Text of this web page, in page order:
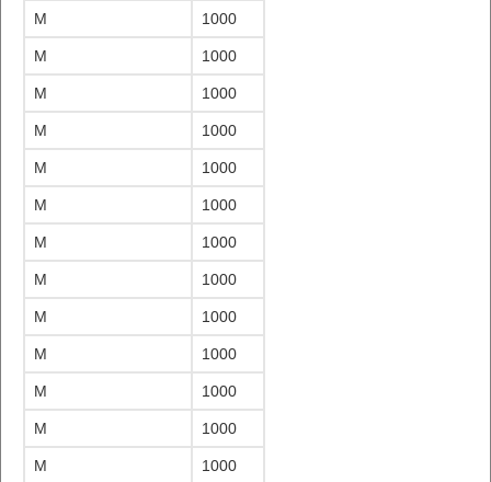
M 1000
M 1000
M 1000
M 1000
M 1000
M 1000
M 1000
M 1000
M 1000
M 1000
M 1000
M 1000
M 1000